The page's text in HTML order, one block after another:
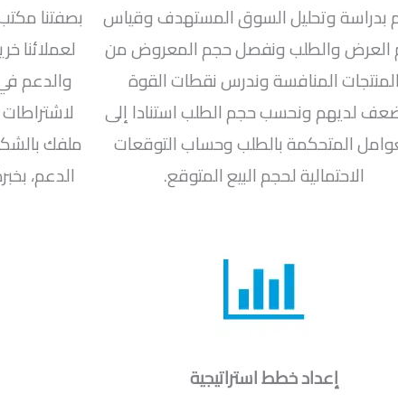
بدراسة وتحليل السوق المستهدف وقياس
العرض والطلب ونفصل حجم المعروض من
المنتجات المنافسة وندرس نقطات القوة
لديهم ونحسب حجم الطلب استنادا إلى
المتحكمة بالطلب وحساب التوقعات
الاحتمالية لحجم البيع المتوقع.
بصفتنا
لعملائنا
والدعم
ملفك
إعداد خطط استراتيجية